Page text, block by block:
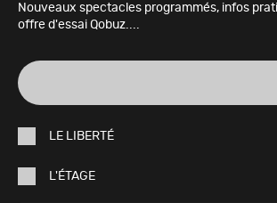
Nouveaux spectacles programmés, infos
offre d'essai Qobuz....
mail
LE LIBERTÉ
L'ÉTAGE